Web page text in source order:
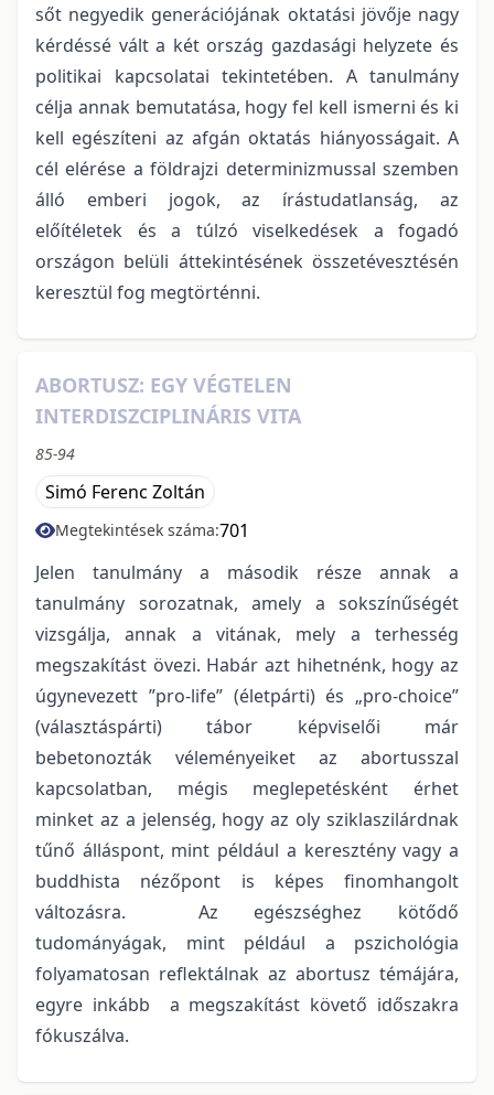
sőt negyedik generációjának oktatási jövője nagy
kérdéssé vált a két ország gazdasági helyzete és
politikai kapcsolatai tekintetében. A tanulmány
célja annak bemutatása, hogy fel kell ismerni és ki
kell egészíteni az afgán oktatás hiányosságait. A
cél elérése a földrajzi determinizmussal szemben
álló emberi jogok, az írástudatlanság, az
előítéletek és a túlzó viselkedések a fogadó
országon belüli áttekintésének összetévesztésén
keresztül fog megtörténni.
ABORTUSZ: EGY VÉGTELEN
INTERDISZCIPLINÁRIS VITA
85-94
Simó Ferenc Zoltán
Megtekintések száma:701
Jelen tanulmány a második része annak a
tanulmány sorozatnak, amely a sokszínűségét
vizsgálja, annak a vitának, mely a terhesség
megszakítást övezi. Habár azt hihetnénk, hogy az
úgynevezett ”pro-life” (életpárti) és „pro-choice”
(választáspárti) tábor képviselői már
bebetonozták véleményeiket az abortusszal
kapcsolatban, mégis meglepetésként érhet
minket az a jelenség, hogy az oly sziklaszilárdnak
tűnő álláspont, mint például a keresztény vagy a
buddhista nézőpont is képes finomhangolt
változásra. Az egészséghez kötődő
tudományágak, mint például a pszichológia
folyamatosan reflektálnak az abortusz témájára,
egyre inkább a megszakítást követő időszakra
fókuszálva.